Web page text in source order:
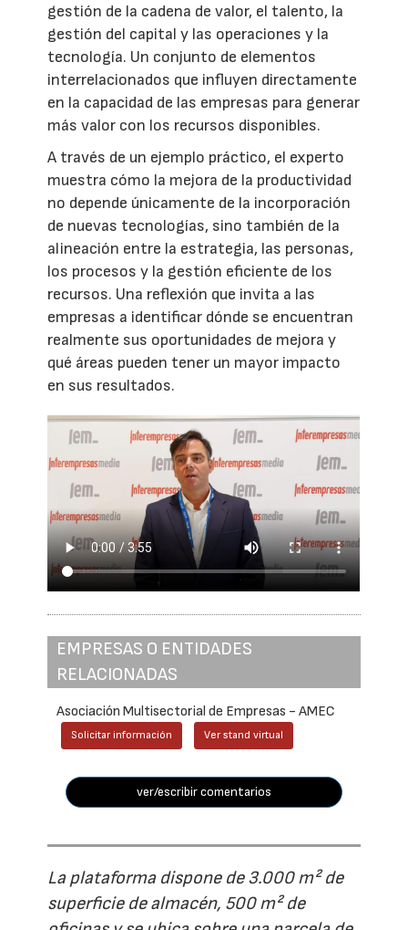
gestión de la cadena de valor, el talento, la
gestión del capital y las operaciones y la
tecnología. Un conjunto de elementos
interrelacionados que influyen directamente
en la capacidad de las empresas para generar
más valor con los recursos disponibles.
A través de un ejemplo práctico, el experto
muestra cómo la mejora de la productividad
no depende únicamente de la incorporación
de nuevas tecnologías, sino también de la
alineación entre la estrategia, las personas,
los procesos y la gestión eficiente de los
recursos. Una reflexión que invita a las
empresas a identificar dónde se encuentran
realmente sus oportunidades de mejora y
qué áreas pueden tener un mayor impacto
en sus resultados.
EMPRESAS O ENTIDADES
RELACIONADAS
Asociación Multisectorial de Empresas - AMEC
Solicitar información Ver stand virtual
ver/escribir comentarios
La plataforma dispone de 3.000 m² de
superficie de almacén, 500 m² de